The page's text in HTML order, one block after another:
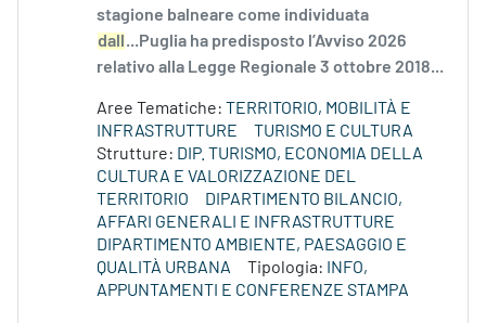
stagione balneare come individuata
dall
...Puglia ha predisposto l’Avviso 2026
relativo alla Legge Regionale 3 ottobre 2018...
Aree Tematiche: TERRITORIO, MOBILITÀ E
INFRASTRUTTURE
TURISMO E CULTURA
Strutture: DIP. TURISMO, ECONOMIA DELLA
CULTURA E VALORIZZAZIONE DEL
TERRITORIO
DIPARTIMENTO BILANCIO,
AFFARI GENERALI E INFRASTRUTTURE
DIPARTIMENTO AMBIENTE, PAESAGGIO E
QUALITÀ URBANA
Tipologia:
INFO,
APPUNTAMENTI E CONFERENZE STAMPA